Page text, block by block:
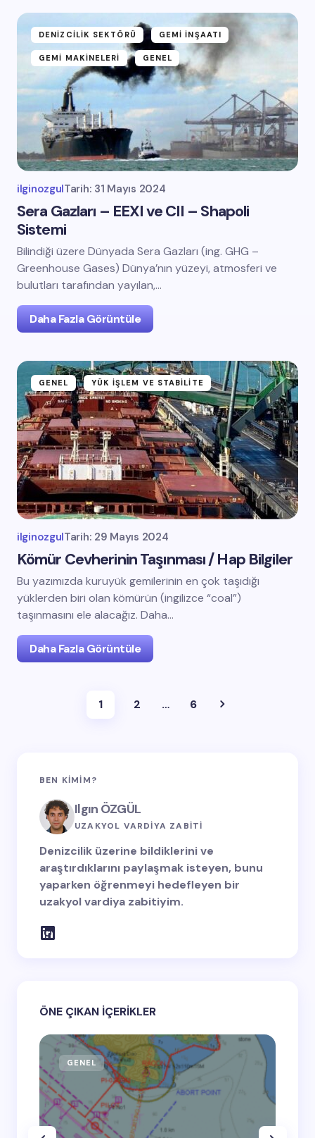
DENIZCILIK SEKTÖRÜ GEMI İNŞAATI
GEMI MAKINELERI GENEL
ilginozgulTarih: 31 Mayıs 2024
Sera Gazları – EEXI ve CII – Shapoli
Sistemi
Bilindiği üzere Dünyada Sera Gazları (ing. GHG –
Greenhouse Gases) Dünya’nın yüzeyi, atmosferi ve
bulutları tarafından yayılan,…
Daha Fazla Görüntüle
GENEL YÜK İŞLEM VE STABILITE
ilginozgulTarih: 29 Mayıs 2024
Kömür Cevherinin Taşınması / Hap Bilgiler
Bu yazımızda kuruyük gemilerinin en çok taşıdığı
yüklerden biri olan kömürün (ingilizce “coal”)
taşınmasını ele alacağız. Daha…
Daha Fazla Görüntüle
1 2 … 6
BEN KIMIM?
Ilgın ÖZGÜL
UZAKYOL VARDİYA ZABİTİ
Denizcilik üzerine bildiklerini ve
araştırdıklarını paylaşmak isteyen, bunu
yaparken öğrenmeyi hedefleyen bir
uzakyol vardiya zabitiyim.
ÖNE ÇIKAN İÇERİKLER
GENEL